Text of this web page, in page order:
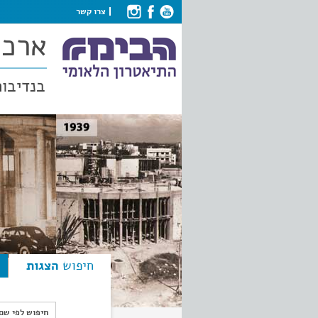
צרו קשר
חיפוש הצגות
חיפוש לפי